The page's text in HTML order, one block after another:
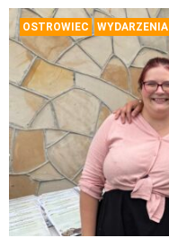
OSTROWIEC WYDARZENIA